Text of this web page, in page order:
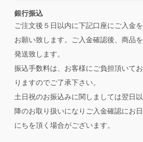
銀行振込
ご注文後５日以内に下記口座にご入金を
お願い致します。ご入金確認後、商品を
発送致します。
振込手数料は、お客様にご負担頂いてお
りますのでご了承下さい。
土日祝のお振込みに関しましては翌日以
降のお取り扱いになりご入金確認にお日
にちを頂く場合がございます。